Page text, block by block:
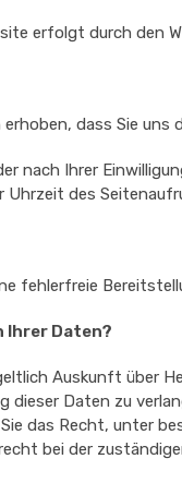
erfolgt durch den
dass Sie
nach Ihrer
des
fehlerfreie
Ihrer Daten?
Auskunft über
Daten zu
das Recht, unter
bei der